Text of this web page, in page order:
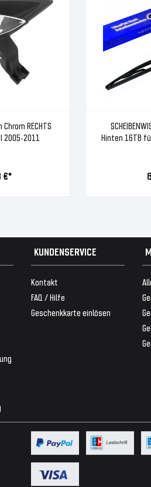
RECHTS
2005-2011
€*
Hinten 16TB
KUNDENSERVICE
Kontakt
FAQ / Hilfe
Geschenkkarte einlösen